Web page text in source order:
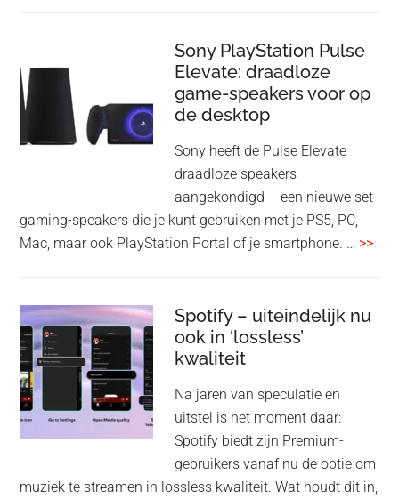
Sony PlayStation Pulse
Elevate: draadloze
game-speakers voor op
de desktop
Sony heeft de Pulse Elevate
draadloze speakers
aangekondigd – een nieuwe set
gaming-speakers die je kunt gebruiken met je PS5, PC,
Mac, maar ook PlayStation Portal of je smartphone. … >>
Spotify – uiteindelijk nu
ook in ‘lossless’
kwaliteit
Na jaren van speculatie en
uitstel is het moment daar:
Spotify biedt zijn Premium-
gebruikers vanaf nu de optie om
muziek te streamen in lossless kwaliteit. Wat houdt dit in,